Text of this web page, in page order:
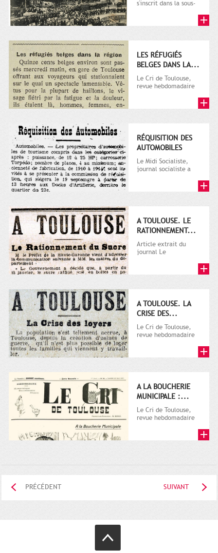
s'inscrit dans la sous-
plusieurs milliers de...
LES RÉFUGIÉS
BELGES DANS LA...
Le Cri de Toulouse,
revue hebdomadaire
puis...
RÉQUISITION DES
AUTOMOBILES
Le Midi Socialiste,
journal socialiste a
A TOULOUSE. LE
RATIONNEMENT...
Article extrait du
journal Le
A TOULOUSE. LA
CRISE DES...
Le Cri de Toulouse,
revue hebdomadaire
A LA BOUCHERIE
MUNICIPALE :...
Le Cri de Toulouse,
revue hebdomadaire
PRÉCÉDENT SUIVANT